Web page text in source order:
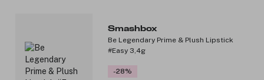
Smashbox
Be Legendary Prime & Plush Lipstick
#Easy 3,4g
-28%